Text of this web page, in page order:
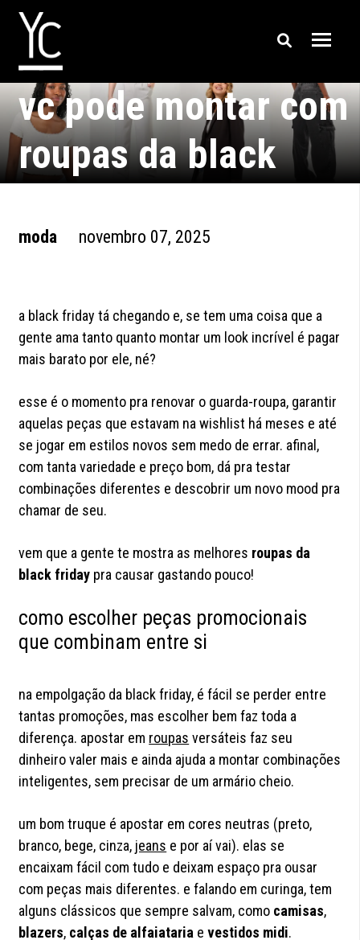
looks completos que
vc pode montar com
roupas da black
moda novembro 07, 2025
a black friday tá chegando e, se tem uma coisa que a
gente ama tanto quanto montar um look incrível é pagar
mais barato por ele, né?
esse é o momento pra renovar o guarda-roupa, garantir
aquelas peças que estavam na wishlist há meses e até
se jogar em estilos novos sem medo de errar. afinal,
com tanta variedade e preço bom, dá pra testar
combinações diferentes e descobrir um novo mood pra
chamar de seu.
vem que a gente te mostra as melhores roupas da
black friday pra causar gastando pouco!
como escolher peças promocionais
que combinam entre si
na empolgação da black friday, é fácil se perder entre
tantas promoções, mas escolher bem faz toda a
diferença. apostar em roupas versáteis faz seu
dinheiro valer mais e ainda ajuda a montar combinações
inteligentes, sem precisar de um armário cheio.
um bom truque é apostar em cores neutras (preto,
branco, bege, cinza, jeans e por aí vai). elas se
encaixam fácil com tudo e deixam espaço pra ousar
com peças mais diferentes. e falando em curinga, tem
alguns clássicos que sempre salvam, como camisas,
blazers, calças de alfaiataria evestidos midi.